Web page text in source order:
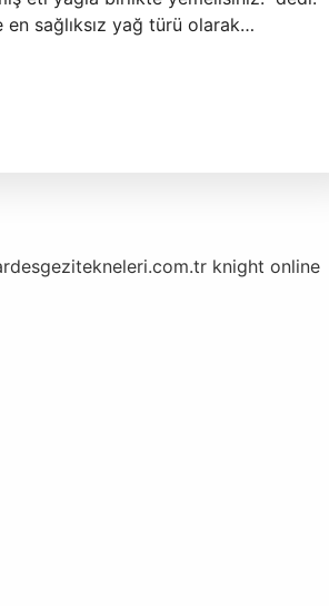
sağlıksız yağ türü olarak…
knight online